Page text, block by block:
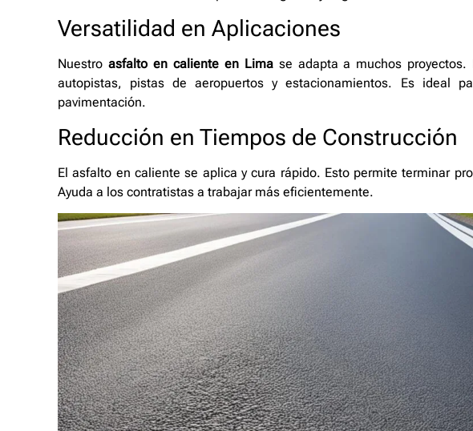
Versatilidad en Aplicaciones
Nuestro asfalto en caliente en Limase adapta a muchos proyectos.
autopistas, pistas de aeropuertos y estacionamientos. Es ideal
pavimentación.
Reducción en Tiempos de Construcción
El asfalto en caliente se aplica y cura rápido. Esto permite terminar
Ayuda a los contratistas a trabajar más eficientemente.